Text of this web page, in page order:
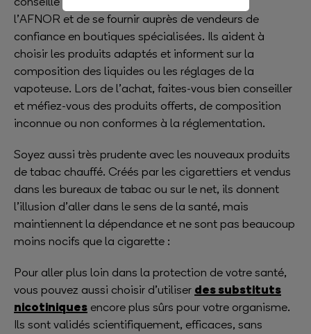
l’AFNOR et de se fournir auprès de vendeurs de
confiance en boutiques spécialisées. Ils aident à
choisir les produits adaptés et informent sur la
composition des liquides ou les réglages de la
vapoteuse. Lors de l’achat, faites-vous bien conseiller
et méfiez-vous des produits offerts, de composition
inconnue ou non conformes à la réglementation.
Soyez aussi très prudente avec les nouveaux produits
de tabac chauffé. Créés par les cigarettiers et vendus
dans les bureaux de tabac ou sur le net, ils donnent
l’illusion d’aller dans le sens de la santé, mais
maintiennent la dépendance et ne sont pas beaucoup
moins nocifs que la cigarette :
Pour aller plus loin dans la protection de votre santé,
vous pouvez aussi choisir d’utiliser des substituts
nicotiniques encore plus sûrs pour votre organisme.
Ils sont validés scientifiquement, efficaces, sans